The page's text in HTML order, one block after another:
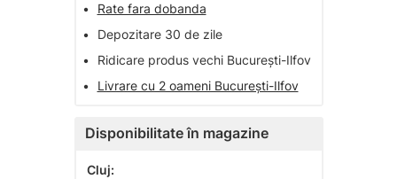
•
Rate fara dobanda
•
Depozitare 30 de zile
•
Ridicare produs vechi București-Ilfov
•
Livrare cu 2 oameni București-Ilfov
Disponibilitate în magazine
Cluj: